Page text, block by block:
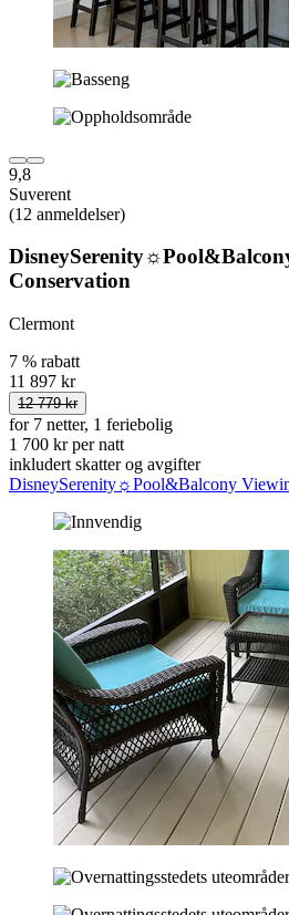
9,8
Suverent
(12 anmeldelser)
Conservation
Clermont
7 % rabatt
11 897 kr
12 779 kr
for 7 netter, 1 feriebolig
1 700 kr per natt
inkludert skatter og avgifter
DisneySerenity☼Pool&Balcony